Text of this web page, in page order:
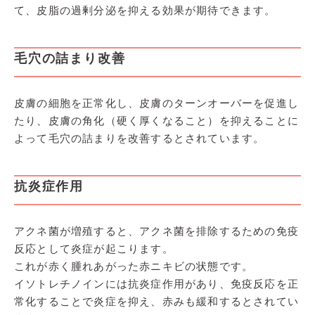
て、皮脂の過剰分泌を抑える効果が期待できます。
毛穴の詰まり改善
皮膚の細胞を正常化し、皮膚のターンオーバーを促進し
たり、皮膚の角化（硬く厚くなること）を抑えることに
よって毛穴の詰まりを改善するとされています。
抗炎症作用
アクネ菌が増殖すると、アクネ菌を排除するための免疫
反応として炎症が起こります。
これが赤く腫れあがった赤ニキビの状態です。
イソトレチノインには抗炎症作用があり、免疫反応を正
常化することで炎症を抑え、赤みも緩和するとされてい